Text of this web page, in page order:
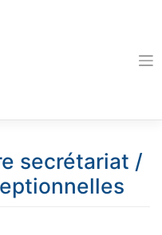
secrétariat /